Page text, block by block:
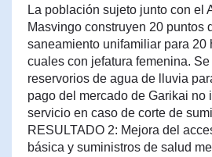
La población sujeto junto con el
Masvingo construyen 20 puntos
saneamiento unifamiliar para 20
cuales con jefatura femenina.
reservorios de agua de lluvia
pago del mercado de Garikai no
servicio en caso de corte de
RESULTADO 2: Mejora del
básica y suministros de salud